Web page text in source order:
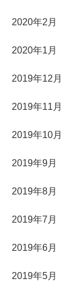
2020年2月
2020年1月
2019年12月
2019年11月
2019年10月
2019年9月
2019年8月
2019年7月
2019年6月
2019年5月